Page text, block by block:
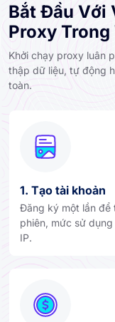
Bắt Đầu Với
Proxy Trong
Khởi chạy proxy luân
thập dữ liệu, tự động
toàn.
1. Tạo tài khoản
Đăng ký một lần để
phiên, mức sử
IP.